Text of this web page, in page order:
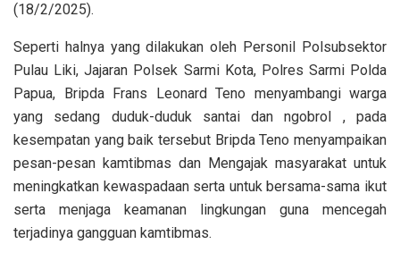
(18/2/2025).
Seperti halnya yang dilakukan oleh Personil Polsubsektor
Pulau Liki, Jajaran Polsek Sarmi Kota, Polres Sarmi Polda
Papua, Bripda Frans Leonard Teno menyambangi warga
yang sedang duduk-duduk santai dan ngobrol , pada
kesempatan yang baik tersebut Bripda Teno menyampaikan
pesan-pesan kamtibmas dan Mengajak masyarakat untuk
meningkatkan kewaspadaan serta untuk bersama-sama ikut
serta menjaga keamanan lingkungan guna mencegah
terjadinya gangguan kamtibmas.